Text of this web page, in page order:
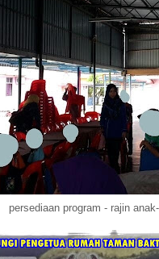
persediaan program - rajin